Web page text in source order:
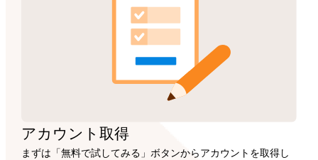
アカウント取得
まずは「無料で試してみる」ボタンからアカウントを取得し